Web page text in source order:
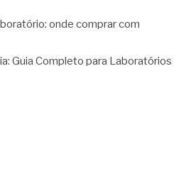
onde comprar com
Guia Completo para Laboratórios